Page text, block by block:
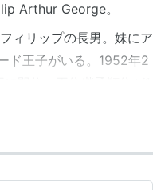
Arthur George。
ィリップの長男。妹にア
ド王子がいる。1952年2
即位。王位継承順位が1
子が誕生したが、結婚
）との関係を続け、ダイ
年に離婚した。2005年